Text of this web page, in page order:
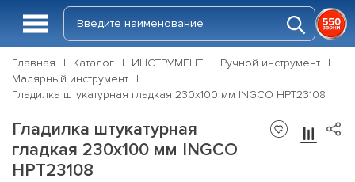
Главная Каталог ИНСТРУМЕНТ
Ручной инструмент
Малярный инструмент
Гладилка штукатурная гладкая 230х100 мм INGCO HPT23108
Гладилка штукатурная
гладкая 230х100 мм INGCO
HPT23108